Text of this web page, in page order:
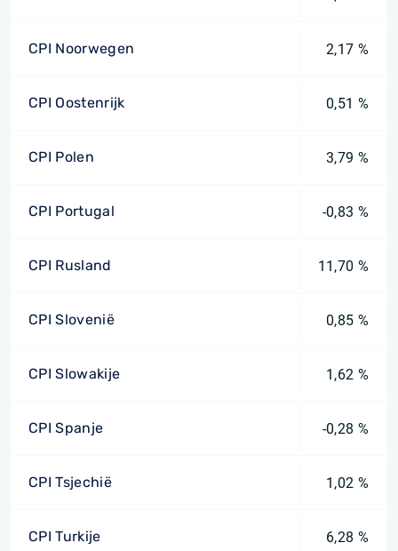
CPI Noorwegen 2,17 %
CPI Oostenrijk 0,51 %
CPI Polen 3,79 %
CPI Portugal -0,83 %
CPI Rusland 11,70 %
CPI Slovenië 0,85 %
CPI Slowakije 1,62 %
CPI Spanje -0,28 %
CPI Tsjechië 1,02 %
CPI Turkije 6,28 %